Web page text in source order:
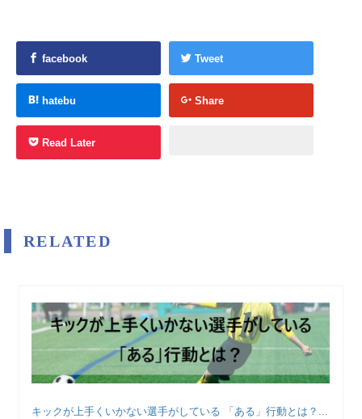
facebook Tweet
hatebu Share
Read Later
RELATED
キックが上手くいかない選手がしている 「ある」行動とは？...